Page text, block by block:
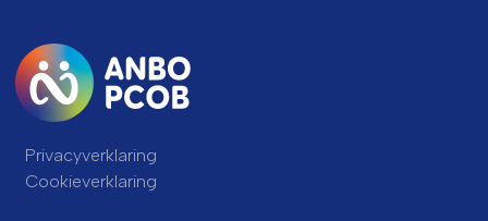
Privacyverklaring
Cookieverklaring